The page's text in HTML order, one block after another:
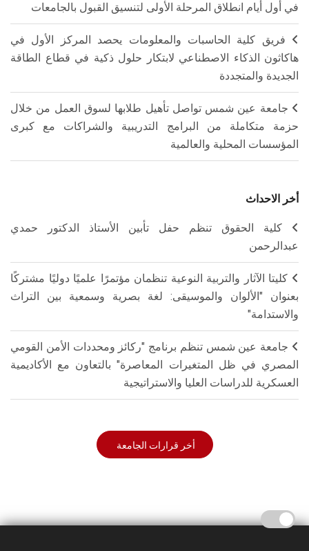
في أول أيام انطلاق المرحلة الأولى لتنسيق القبول بالجامعات
فريق كلية الحاسبات والمعلومات يحصد المركز الأول في
هاكاثون الذكاء الاصطناعي لابتكار حلول ذكية في قطاع الطاقة
الجديدة والمتجددة
جامعة عين شمس تواصل تأهيل طلابها لسوق العمل من خلال
حزمة متكاملة من البرامج التدريبية والشراكات مع كبرى
المؤسسات المحلية والعالمية
أخر الاحداث
كلية الحقوق تنظم حفل تأبين الأستاذ الدكتور حمدي
عبدالرحمن
كليتا الآثار والتربية النوعية تنظمان مؤتمرًا علميًا دوليًا مشتركًا
بعنوان "الألوان والموسيقى: لغة بصرية وسمعية بين التراث
والاستدامة"
جامعة عين شمس تنظم برنامج "ركائز ومحددات الأمن القومي
المصري في ظل المتغيرات المعاصرة" بالتعاون مع الأكاديمية
العسكرية للدراسات العليا والاستراتيجية
أخر قرارات الجامعة